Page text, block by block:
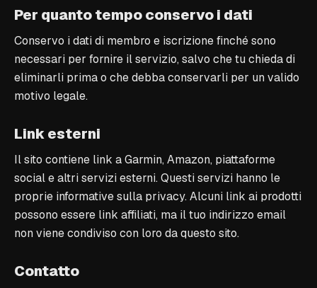
Per quanto tempo conservo i dati
Conservo i dati di membro e iscrizione finché sono
necessari per fornire il servizio, salvo che tu chieda di
eliminarli prima o che debba conservarli per un valido
motivo legale.
Link esterni
Il sito contiene link a Garmin, Amazon, piattaforme
social e altri servizi esterni. Questi servizi hanno le
proprie informative sulla privacy. Alcuni link ai prodotti
possono essere link affiliati, ma il tuo indirizzo email
non viene condiviso con loro da questo sito.
Contatto